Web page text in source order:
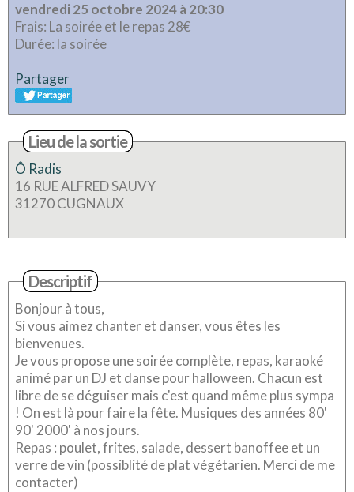
vendredi 25 octobre 2024 à 20:30
Frais: La soirée et le repas 28€
Durée: la soirée
Partager
Lieu de la sortie
Ô Radis
16 RUE ALFRED SAUVY
31270 CUGNAUX
Descriptif
Bonjour à tous,
Si vous aimez chanter et danser, vous êtes les
bienvenues.
Je vous propose une soirée complète, repas, karaoké
animé par un DJ et danse pour halloween. Chacun est
libre de se déguiser mais c'est quand même plus sympa
! On est là pour faire la fête. Musiques des années 80'
90' 2000' à nos jours.
Repas : poulet, frites, salade, dessert banoffee et un
verre de vin (possiblité de plat végétarien. Merci de me
contacter)